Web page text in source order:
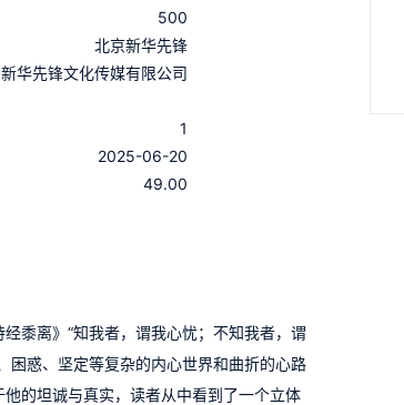
500
北京新华先锋
华先锋文化传媒有限公司
1
2025-06-20
49.00
黍离》“知我者，谓我心忧；不知我者，谓
困惑、坚定等复杂的内心世界和曲折的心路
的坦诚与真实，读者从中看到了一个立体